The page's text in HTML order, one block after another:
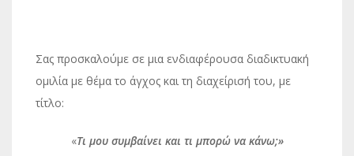
Σας προσκαλούμε σε μια ενδιαφέρουσα διαδικτυακή
ομιλία με θέμα το άγχος και τη διαχείρισή του, με
τίτλο:
«Τι μου συμβαίνει και τι μπορώ να κάνω;»